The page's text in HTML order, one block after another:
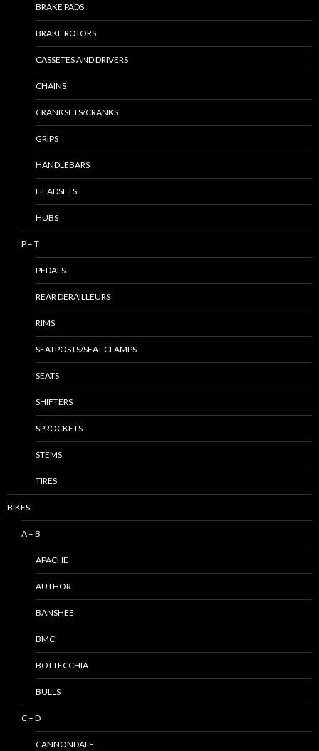
BRAKE PADS
BRAKE ROTORS
CASSETES AND DRIVERS
CHAINS
CRANKSETS/CRANKS
GRIPS
HANDLEBARS
HEADSETS
HUBS
P – T
PEDALS
REAR DERAILLEURS
RIMS
SEATPOSTS/SEAT CLAMPS
SEATS
SHIFTERS
SPROCKETS
STEMS
TIRES
BIKES
A – B
APACHE
AUTHOR
BANSHEE
BMC
BOTTECCHIA
BULLS
C – D
CANNONDALE